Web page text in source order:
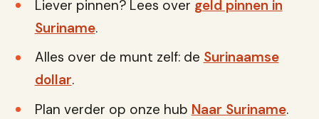
Liever pinnen? Lees over geld pinnen in
Suriname.
Alles over de munt zelf: de Surinaamse
dollar.
Plan verder op onze hub Naar Suriname.